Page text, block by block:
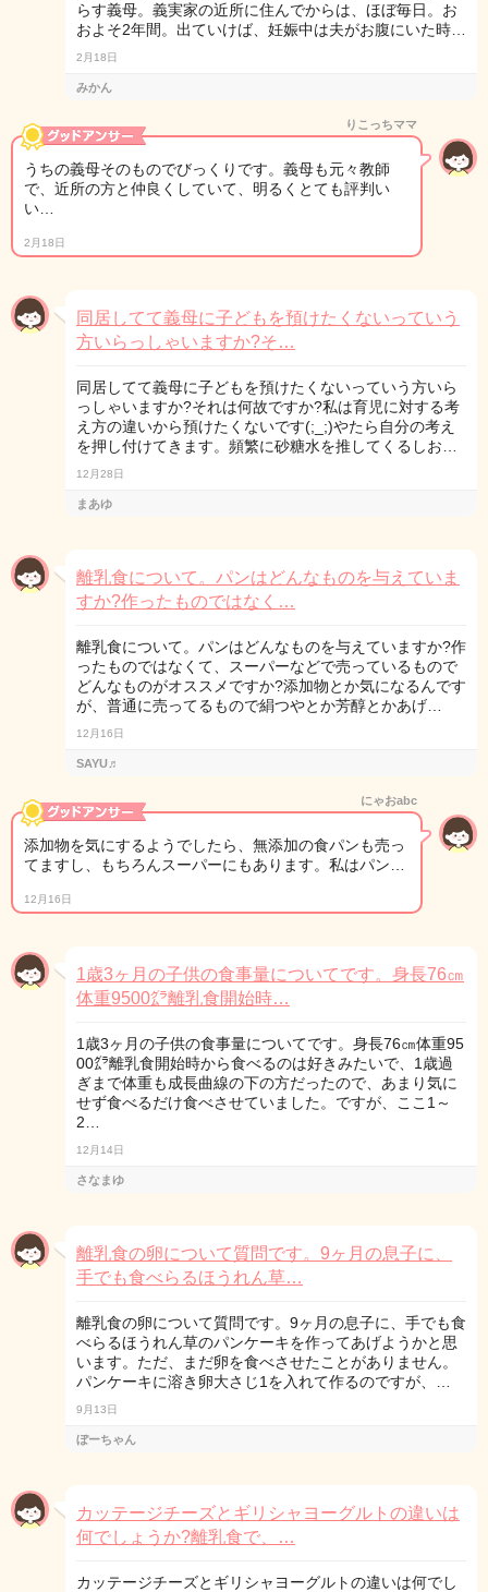
らす義母。義実家の近所に住んでからは、ほぼ毎日。お
およそ2年間。出ていけば、妊娠中は夫がお腹にいた時…
2月18日
みかん
りこっちママ
うちの義母そのものでびっくりです。義母も元々教師
で、近所の方と仲良くしていて、明るくとても評判い
い…
2月18日
同居してて義母に子どもを預けたくないっていう
方いらっしゃいますか?そ…
同居してて義母に子どもを預けたくないっていう方いら
っしゃいますか?それは何故ですか?私は育児に対する考
え方の違いから預けたくないです(;_;)やたら自分の考え
を押し付けてきます。頻繁に砂糖水を推してくるしお…
12月28日
まあゆ
離乳食について。パンはどんなものを与えていま
すか?作ったものではなく…
離乳食について。パンはどんなものを与えていますか?作
ったものではなくて、スーパーなどで売っているもので
どんなものがオススメですか?添加物とか気になるんです
が、普通に売ってるもので絹つやとか芳醇とかあげ…
12月16日
SAYU♬
にゃおabc
添加物を気にするようでしたら、無添加の食パンも売っ
てますし、もちろんスーパーにもあります。私はパン…
12月16日
1歳3ヶ月の子供の食事量についてです。身長76㎝
体重9500㌘離乳食開始時…
1歳3ヶ月の子供の食事量についてです。身長76㎝体重95
00㌘離乳食開始時から食べるのは好きみたいで、1歳過
ぎまで体重も成長曲線の下の方だったので、あまり気に
せず食べるだけ食べさせていました。ですが、ここ1～
2…
12月14日
さなまゆ
離乳食の卵について質問です。9ヶ月の息子に、
手でも食べらるほうれん草…
離乳食の卵について質問です。9ヶ月の息子に、手でも食
べらるほうれん草のパンケーキを作ってあげようかと思
います。ただ、まだ卵を食べさせたことがありません。
パンケーキに溶き卵大さじ1を入れて作るのですが、…
9月13日
ぼーちゃん
カッテージチーズとギリシャヨーグルトの違いは
何でしょうか?離乳食で、…
カッテージチーズとギリシャヨーグルトの違いは何でし